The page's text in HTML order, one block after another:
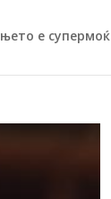
е супермоќ